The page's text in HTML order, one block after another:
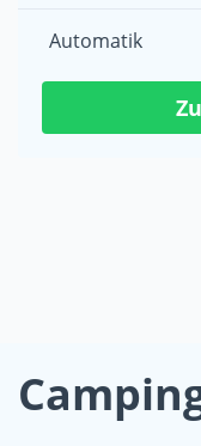
Automatik